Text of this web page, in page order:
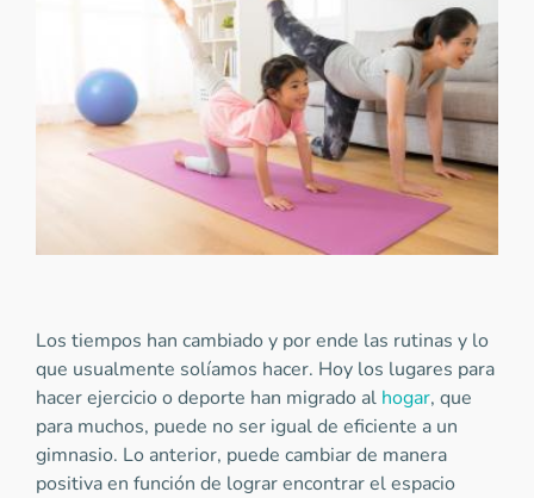
Los tiempos han cambiado y por ende las rutinas y lo
que usualmente solíamos hacer. Hoy los lugares para
hacer ejercicio o deporte han migrado al hogar, que
para muchos, puede no ser igual de eficiente a un
gimnasio. Lo anterior, puede cambiar de manera
positiva en función de lograr encontrar el espacio